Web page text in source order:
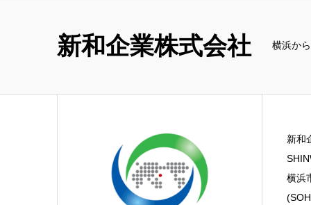
新和企業株式会社 横浜か
新和
横浜